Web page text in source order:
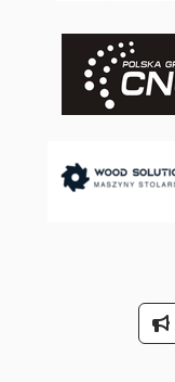
x υ) - Βάρος
Πακέτα μεταφοράς
αναγραφόμενη τιμή
φορολόγηση: Ο ΦΠΑ